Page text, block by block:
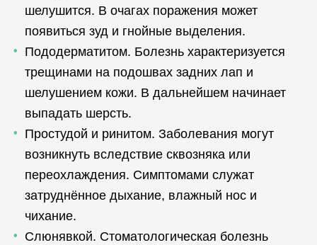
шелушится. В очагах поражения может
появиться зуд и гнойные выделения.
Пододерматитом. Болезнь характеризуется
трещинами на подошвах задних лап и
шелушением кожи. В дальнейшем начинает
выпадать шерсть.
Простудой и ринитом. Заболевания могут
возникнуть вследствие сквозняка или
переохлаждения. Симптомами служат
затруднённое дыхание, влажный нос и
чихание.
Слюнявкой. Стоматологическая болезнь